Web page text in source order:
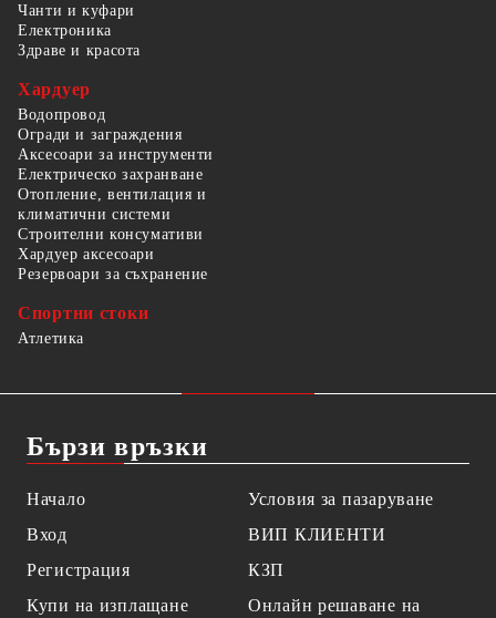
Чанти и куфари
Електроника
Здраве и красота
Хардуер
Водопровод
Огради и заграждения
Аксесоари за инструменти
Електрическо захранване
Отопление, вентилация и
климатични системи
Строителни консумативи
Хардуер аксесоари
Резервоари за съхранение
Спортни стоки
Атлетика
Бързи връзки
Начало
Вход
Регистрация
Купи на изплащане
Условия за пазаруване
ВИП КЛИЕНТИ
КЗП
Онлайн решаване на